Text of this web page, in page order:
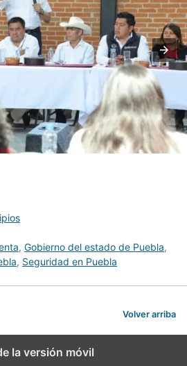
, Gobierno del estado de Puebla,
, Seguridad en Puebla
Volver arriba
la versión móvil